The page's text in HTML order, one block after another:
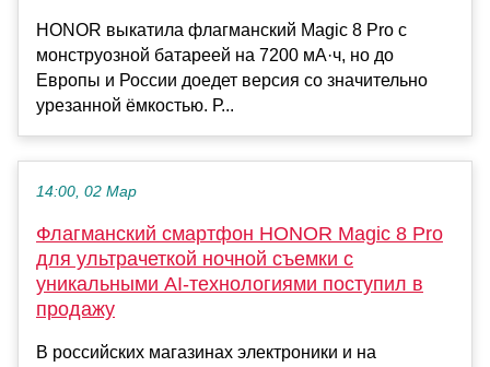
HONOR выкатила флагманский Magic 8 Pro с
монструозной батареей на 7200 мА·ч, но до
Европы и России доедет версия со значительно
урезанной ёмкостью. Р...
14:00, 02 Мар
Флагманский смартфон HONOR Magic 8 Pro
для ультрачеткой ночной съемки с
уникальными AI-технологиями поступил в
продажу
В российских магазинах электроники и на